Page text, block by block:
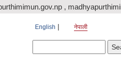
,
English नेपाली